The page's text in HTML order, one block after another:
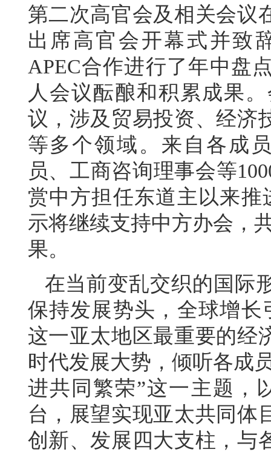
第二次高官会及相关会议
出席高官会开幕式并致
APEC合作进行了年中盘
人会议酝酿和积累成果
议，涉及贸易投资、经济
等多个领域。来自各成
员、工商咨询理事会等
赏中方担任东道主以来推
示将继续支持中方办会，
果。
在当前变乱交织的国际
保持发展势头，全球增长
这一亚太地区最重要的经
时代发展大势，倾听各成
进共同繁荣”这一主题，
台，展望实现亚太共同体
创新、发展四大支柱，与